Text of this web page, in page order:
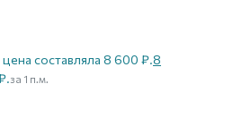
составляла 8 600 ₽.8
за 1 п.м.